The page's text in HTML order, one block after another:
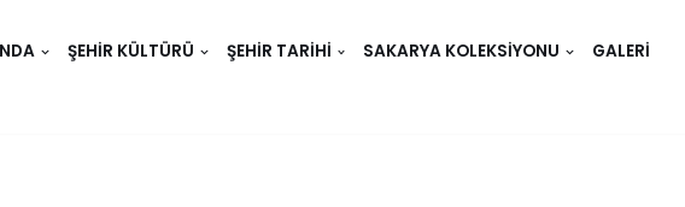
ŞEHIR KÜLTÜRÜ ŞEHIR TARIHI SAKARYA KOLEKSIYONU
GALERI